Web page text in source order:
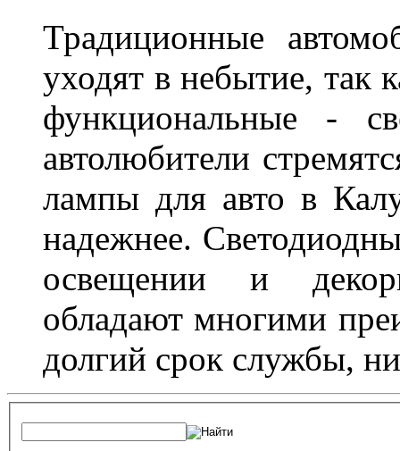
Традиционные
уходят в небытие, так
функциональные -
автолюбители
лампы для авто в
надежнее.
освещении и
обладают многими
долгий срок службы,